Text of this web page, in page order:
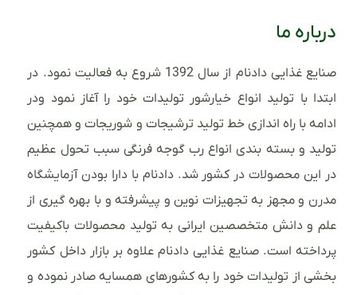
درباره ما
صنایع غذایی دادنام از سال 1392 شروع به فعالیت نمود. در
ابتدا با تولید انواع خیارشور تولیدات خود را آغاز نمود ودر
ادامه با راه اندازی خط تولید ترشیجات و شوریجات و همچنین
تولید و بسته بندی انواع رب گوجه فرنگی سبب تحول عظیم
در این محصولات در کشور شد. دادنام با دارا بودن آزمایشگاه
مدرن و مجهز به تجهیزات نوین و پیشرفته و با بهره گیری از
علم و دانش متخصصین ایرانی به تولید محصولات باکیفیت
پرداخته است. صنایع غذایی دادنام علاوه بر بازار داخل کشور
بخشی از تولیدات خود را به کشورهای همسایه صادر نموده و